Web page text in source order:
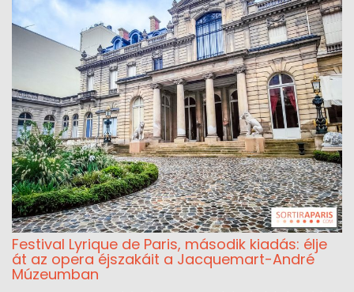
Festival Lyrique de Paris, második kiadás: élje
át az opera éjszakáit a Jacquemart-André
Múzeumban